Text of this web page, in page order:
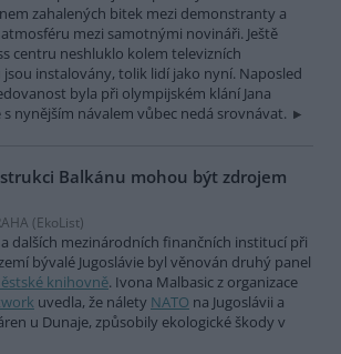
zahalených bitek mezi demonstranty a
mezi samotnými novináři. Ještě
centru neshluklo kolem televizních
instalovány, tolik lidí jako nyní. Naposled
byla při olympijském klání Jana
s nynějším návalem vůbec nedá srovnávat.
Balkánu mohou být zdrojem
(EkoList)
a dalších mezinárodních finančních institucí při
bývalé Jugoslávie byl věnován druhý panel
knihovně. Ivona Malbasic z organizace
uvedla, že nálety NATO na Jugoslávii a
u Dunaje, způsobily ekologické škody v